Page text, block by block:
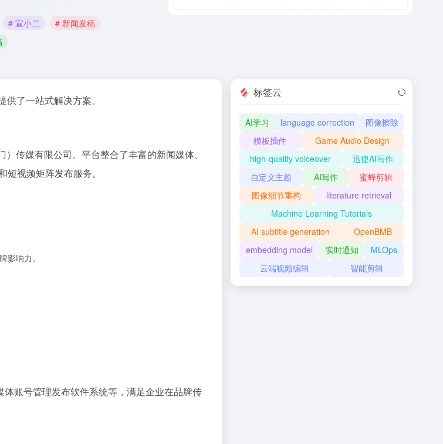
# 宣小二
# 新闻发稿
供了一站式解决方案。
传媒有限公司。平台整合了丰富的新闻媒体、
短视频矩阵发布服务。
影响力。
账号管理发布软件系统等，满足企业在品牌传
标签云
AI学习 language correction
图像擦除
模板插件
Game Audio Design
high-quality voiceover
迅捷AI写作
自定义主题
AI写作
蜜蜂剪辑
图像细节重构
literature retrieval
Machine Learning Tutorials
AI subtitle generation
OpenBMB
embedding model
实时通知
MLOps
云端视频编辑
智能剪辑